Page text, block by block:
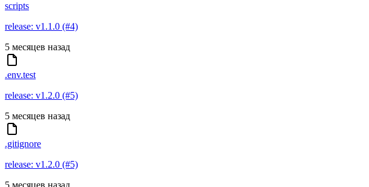
scripts
release: v1.1.0 (#4)
5 месяцев назад
.env.test
release: v1.2.0 (#5)
5 месяцев назад
.gitignore
release: v1.2.0 (#5)